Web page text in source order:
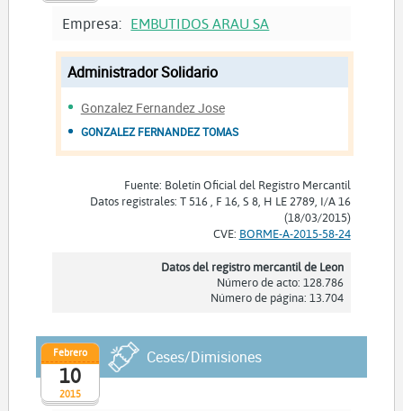
Empresa: EMBUTIDOS ARAU SA
Administrador Solidario
Gonzalez Fernandez Jose
GONZALEZ FERNANDEZ TOMAS
Fuente: Boletín Oficial del Registro Mercantil
Datos registrales: T 516 , F 16, S 8, H LE 2789, I/A 16
(18/03/2015)
CVE: BORME-A-2015-58-24
Datos del registro mercantil de Leon
Número de acto: 128.786
Número de página: 13.704
2015
Febrero
10
Ceses/Dimisiones